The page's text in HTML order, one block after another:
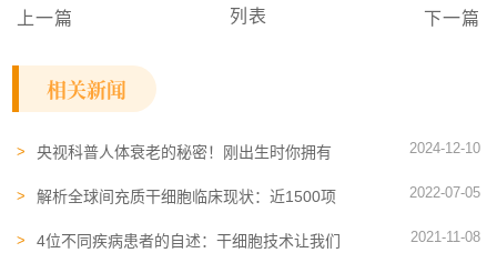
上一篇 列表 下一篇
相关新闻
央视科普人体衰老的秘密！刚出生时你拥有
2024-12-10
解析全球间充质干细胞临床现状：近1500项
2022-07-05
4位不同疾病患者的自述：干细胞技术让我们
2021-11-08